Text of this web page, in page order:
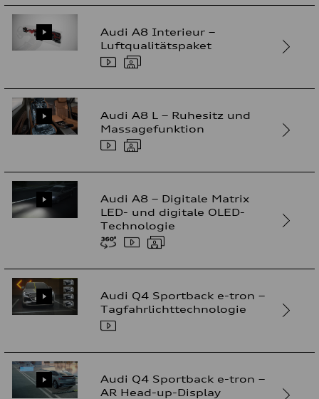
Audi A8 Interieur –
Luftqualitätspaket
Audi A8 L – Ruhesitz und
Massagefunktion
Audi A8 – Digitale Matrix
LED- und digitale OLED-
Technologie
Audi Q4 Sportback e-tron –
Tagfahrlichttechnologie
Audi Q4 Sportback e-tron –
AR Head-up-Display